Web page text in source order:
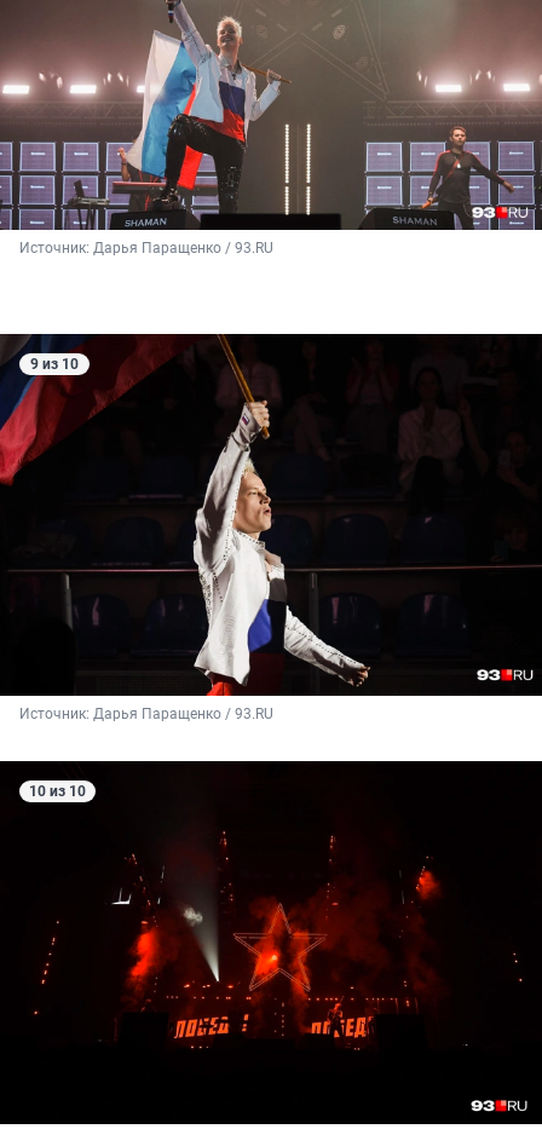
Источник: Дарья Паращенко / 93.RU
9 из 10
Источник: Дарья Паращенко / 93.RU
10 из 10